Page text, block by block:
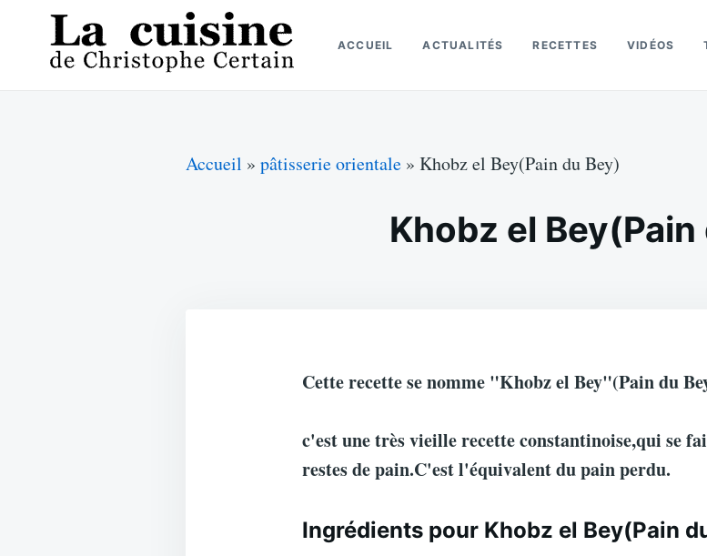
content
for:
ACCUEIL ACTUALITÉS RECETTES VIDÉOS
Accueil » pâtisserie orientale » Khobz el Bey(Pain du Bey)
Khobz el Bey(Pain
Cette recette se nomme "Khobz el Bey"(Pain du
c'est une très vieille recette constantinoise,qui se
restes de pain.C'est l'équivalent du pain perdu.
Ingrédients pour Khobz el Bey(Pain